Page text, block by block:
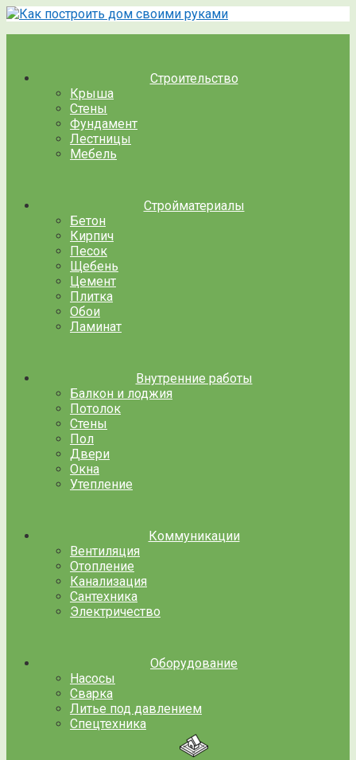
Перейти
Строительство
Крыша
Стены
Фундамент
Лестницы
Мебель
Стройматериалы
Бетон
Кирпич
Песок
Щебень
Цемент
Плитка
Обои
Ламинат
Внутренние работы
Балкон и лоджия
Потолок
Стены
Пол
Двери
Окна
Утепление
Коммуникации
Вентиляция
Отопление
Канализация
Сантехника
Электричество
Оборудование
Насосы
Сварка
Литье под давлением
Спецтехника